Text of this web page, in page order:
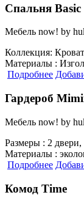
Спальня Basic
Мебель now! by
Коллекция:
Материалы :
Подробнее
Гардероб
Мебель now! by
Размеры : 2
Материалы :
Подробнее
Комод Time